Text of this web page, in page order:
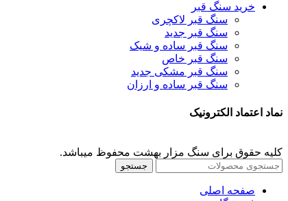
خرید سنگ قبر
سنگ قبر لاکچری
سنگ قبر جدید
سنگ قبر ساده و شیک
سنگ قبر خاص
سنگ قبر مشکی جدید
سنگ قبر ساده و ارزان
نماد اعتماد الکترونیک
کلیه حقوق برای سنگ مزار بهشت محفوظ میباشد.
جستجو
صفحه اصلی